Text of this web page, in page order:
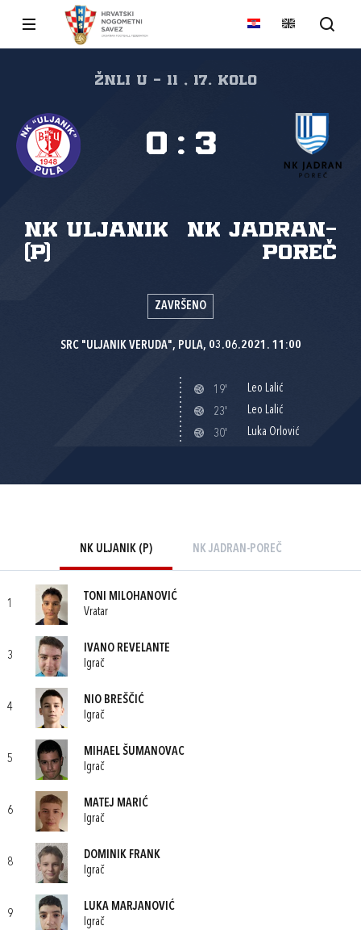
ŽNLI U - 11 , 17. kolo
NK Uljanik
(P)
NK Jadran-
Poreč
0 : 3
ZAVRŠENO
SRC "ULJANIK VERUDA", PULA, 03.06.2021. 11:00
19'
Leo Lalić
23'
Leo Lalić
30'
Luka Orlović
NK ULJANIK (P) NK JADRAN-POREČ
1
TONI MILOHANOVIĆ
Vratar
3
IVANO REVELANTE
Igrač
4
NIO BREŠČIĆ
Igrač
5
MIHAEL ŠUMANOVAC
Igrač
6
MATEJ MARIĆ
Igrač
8
DOMINIK FRANK
Igrač
9
LUKA MARJANOVIĆ
Igrač